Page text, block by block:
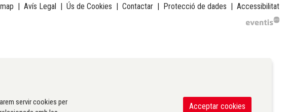
| Avís Legal | Ús de Cookies | Contactar | Protecció de dades | Accessibilitat
servir cookies per
Acceptar cookies